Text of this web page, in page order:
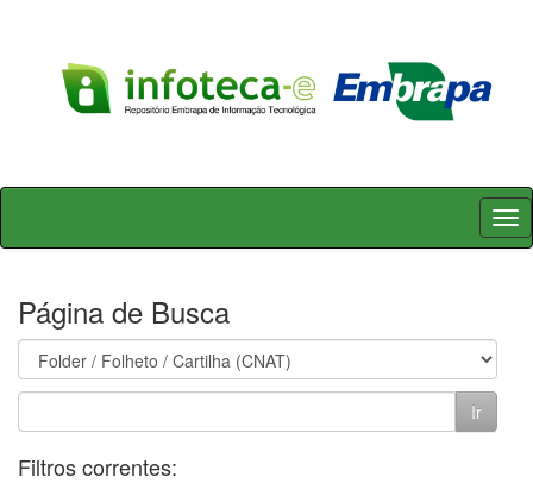
Skip
Página de Busca
Filtros correntes: